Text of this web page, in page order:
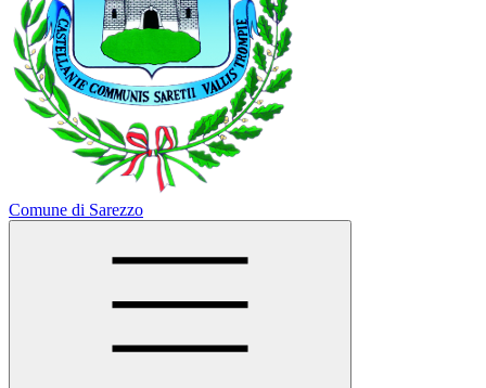
Comune di Sarezzo